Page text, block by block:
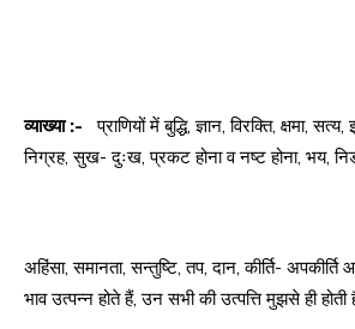
व्याख्या :-
प्राणियों में बुद्धि, ज्ञान, विरक्ति, क्षमा,
निग्रह, सुख- दुःख, प्रकट होना व नष्ट होना, भय,
अहिंसा, समानता, सन्तुष्टि, तप, दान, कीर्ति-
भाव उत्पन्न होते हैं, उन सभी की उत्पत्ति मुझसे ही होती